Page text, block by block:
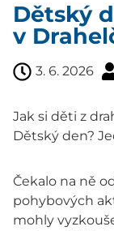
Dětský
v
3. 6. 2026
Jak si děti z
Dětský den?
Čekalo na ně
pohybových
mohly